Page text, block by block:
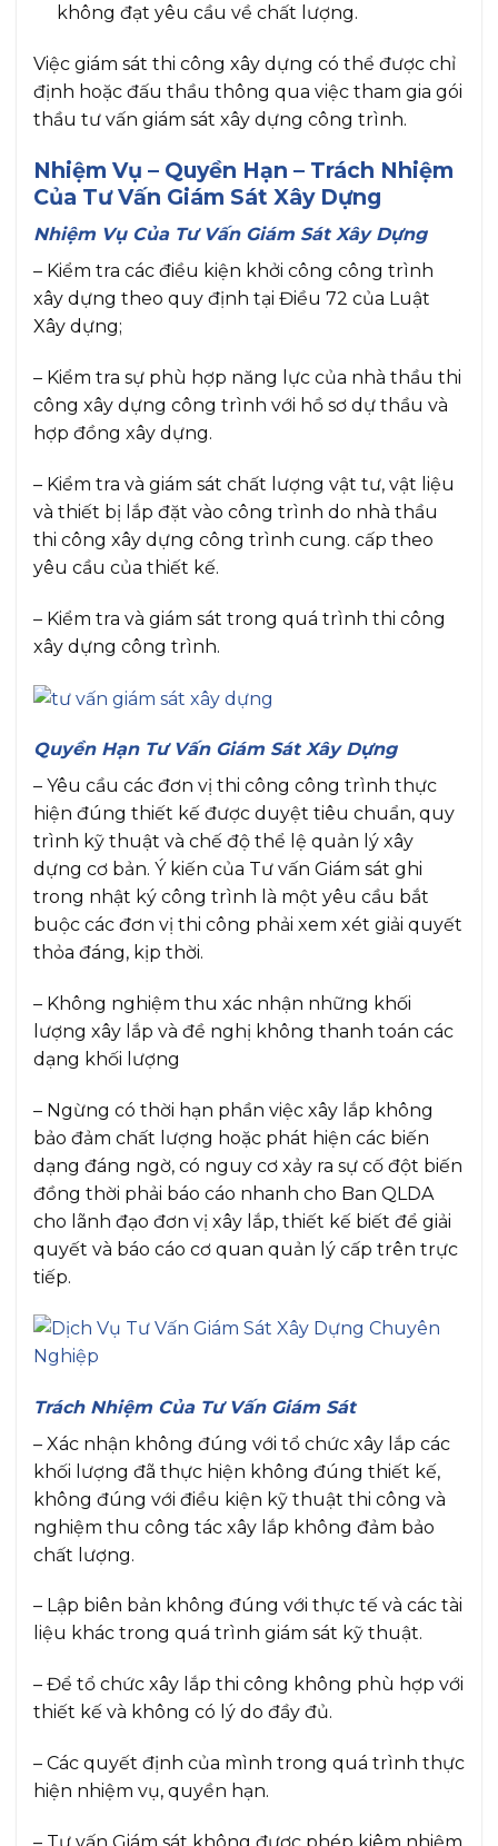
không đạt yêu cầu về chất lượng.
Việc giám sát thi công xây dựng có thể được chỉ
định hoặc đấu thầu thông qua việc tham gia gói
thầu tư vấn giám sát xây dựng công trình.
Nhiệm Vụ – Quyền Hạn – Trách Nhiệm
Của Tư Vấn Giám Sát Xây Dựng
Nhiệm Vụ Của Tư Vấn Giám Sát Xây Dựng
– Kiểm tra các điều kiện khởi công công trình
xây dựng theo quy định tại Điều 72 của Luật
Xây dựng;
– Kiểm tra sự phù hợp năng lực của nhà thầu thi
công xây dựng công trình với hồ sơ dự thầu và
hợp đồng xây dựng.
– Kiểm tra và giám sát chất lượng vật tư, vật liệu
và thiết bị lắp đặt vào công trình do nhà thầu
thi công xây dựng công trình cung. cấp theo
yêu cầu của thiết kế.
– Kiểm tra và giám sát trong quá trình thi công
xây dựng công trình.
Quyền Hạn Tư Vấn Giám Sát Xây Dựng
– Yêu cầu các đơn vị thi công công trình thực
hiện đúng thiết kế được duyệt tiêu chuẩn, quy
trình kỹ thuật và chế độ thể lệ quản lý xây
dựng cơ bản. Ý kiến của Tư vấn Giám sát ghi
trong nhật ký công trình là một yêu cầu bắt
buộc các đơn vị thi công phải xem xét giải quyết
thỏa đáng, kịp thời.
– Không nghiệm thu xác nhận những khối
lượng xây lắp và đề nghị không thanh toán các
dạng khối lượng
– Ngừng có thời hạn phần việc xây lắp không
bảo đảm chất lượng hoặc phát hiện các biến
dạng đáng ngờ, có nguy cơ xảy ra sự cố đột biến
đồng thời phải báo cáo nhanh cho Ban QLDA
cho lãnh đạo đơn vị xây lắp, thiết kế biết để giải
quyết và báo cáo cơ quan quản lý cấp trên trực
tiếp.
Trách Nhiệm Của Tư Vấn Giám Sát
– Xác nhận không đúng với tổ chức xây lắp các
khối lượng đã thực hiện không đúng thiết kế,
không đúng với điều kiện kỹ thuật thi công và
nghiệm thu công tác xây lắp không đảm bảo
chất lượng.
– Lập biên bản không đúng với thực tế và các tài
liệu khác trong quá trình giám sát kỹ thuật.
– Để tổ chức xây lắp thi công không phù hợp với
thiết kế và không có lý do đầy đủ.
– Các quyết định của mình trong quá trình thực
hiện nhiệm vụ, quyền hạn.